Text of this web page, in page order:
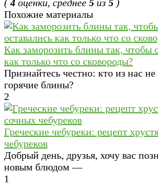
(4 оценки, среднее 5 из 5 )
Похожие материалы
Как заморозить блины так, чтобы
как только что со сковороды?
Признайтесь честно: кто из нас
горячие блины?
2
Греческие чебуреки: рецепт
чебуреков
Добрый день, друзья, хочу вас
новым блюдом —
1